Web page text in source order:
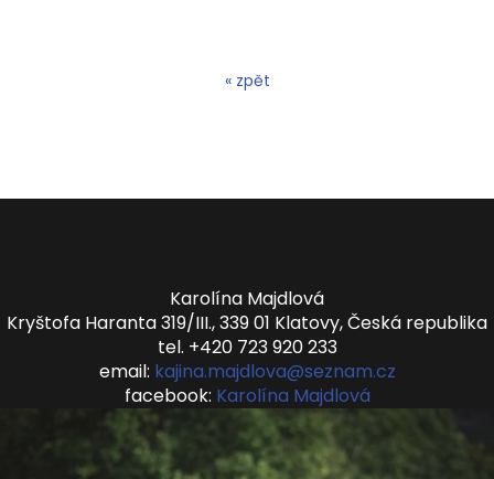
« zpět
Karolína Majdlová
Kryštofa Haranta 319/III., 339 01 Klatovy, Česká republika
tel. +420 723 920 233
email: kajina.majdlova@seznam.cz
facebook: Karolína Majdlová